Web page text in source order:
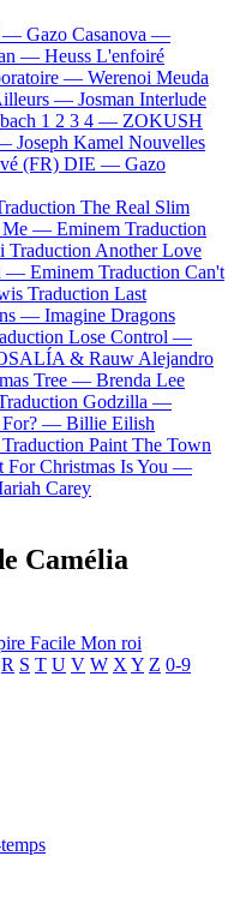
— Gazo Casanova —
— Heuss L'enfoiré
— Werenoi Meuda
— Josman Interlude
1 2 3 4 — ZOKUSH
Joseph Kamel Nouvelles
(FR) DIE — Gazo
The Real Slim
Me — Eminem Traduction
Traduction Another Love
— Eminem Traduction Can't
Traduction Last
— Imagine Dragons
Lose Control —
& Rauw Alejandro
Tree — Brenda Lee
Godzilla —
For? — Billie Eilish
Traduction Paint The Town
For Christmas Is You —
Carey
Camélia
Facile Mon roi
R S T U V W X Y Z 0-9